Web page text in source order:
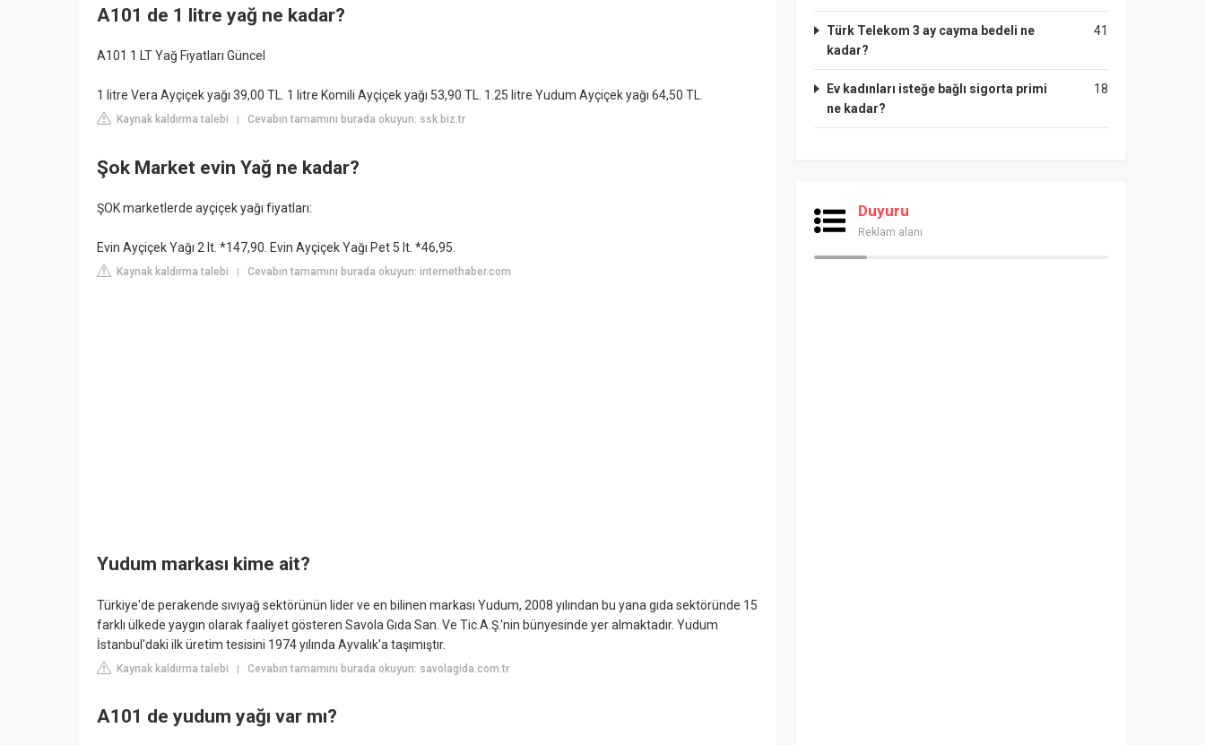
A101 de 1 litre yağ ne kadar?
A101 1 LT Yağ Fiyatları Güncel
1 litre Vera Ayçiçek yağı 39,00 TL. 1 litre Komili Ayçiçek yağı 53,90 TL. 1.25 litre Yudum Ayçiçek yağı 64,50 TL.
Kaynak kaldırma talebi Cevabın tamamını burada okuyun: ssk.biz.tr
Şok Market evin Yağ ne kadar?
ŞOK marketlerde ayçiçek yağı fiyatları:
Evin Ayçiçek Yağı 2 lt. *147,90. Evin Ayçiçek Yağı Pet 5 lt. *46,95.
Kaynak kaldırma talebi Cevabın tamamını burada okuyun: internethaber.com
Yudum markası kime ait?
Türkiye'de perakende sıvıyağ sektörünün lider ve en bilinen markası Yudum, 2008 yılından bu yana gıda sektöründe 15
farklı ülkede yaygın olarak faaliyet gösteren Savola Gıda San. Ve Tic.A.Ş.'nin bünyesinde yer almaktadır. Yudum
İstanbul'daki ilk üretim tesisini 1974 yılında Ayvalık'a taşımıştır.
Kaynak kaldırma talebi | Cevabın tamamını burada okuyun: savolagida.com.tr
A101 de yudum yağı var mı?
41
Türk Telekom 3 ay cayma bedeli ne
kadar?
18
Ev kadınları isteğe bağlı sigorta primi
ne kadar?
Duyuru
Reklam alanı